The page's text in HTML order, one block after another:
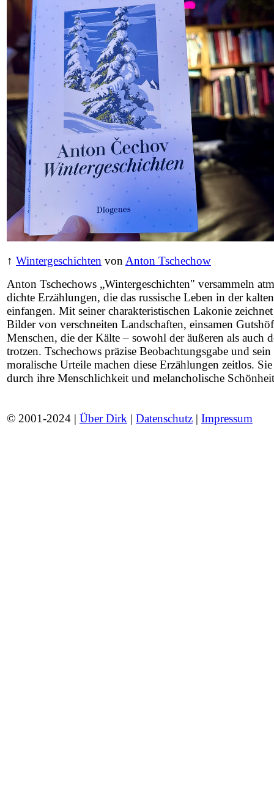
↑ Wintergeschichten von Anton Tschechow
Anton Tschechows „Wintergeschichten" versammeln
dichte Erzählungen, die das russische Leben in der
einfangen. Mit seiner charakteristischen Lakonie
Bilder von verschneiten Landschaften, einsamen
Menschen, die der Kälte – sowohl der äußeren als auch
trotzen. Tschechows präzise Beobachtungsgabe und
moralische Urteile machen diese Erzählungen zeitlos.
durch ihre Menschlichkeit und melancholische
© 2001-2024 | Über Dirk | Datenschutz | Impressum